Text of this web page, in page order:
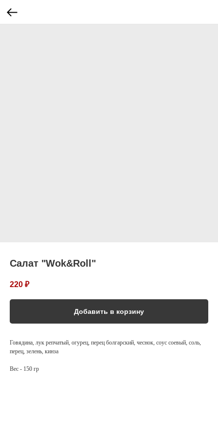
Салат "Wok&Roll"
220 ₽
Добавить в корзину
Говядина, лук репчатый, огурец, перец болгарский, чеснок, соус соевый, соль,
перец, зелень, кинза
Вес - 150 гр